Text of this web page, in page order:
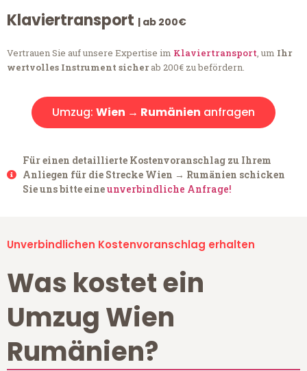
Klaviertransport | ab 200€
Vertrauen Sie auf unsere Expertise im Klaviertransport, um Ihr
wertvolles Instrument sicherab 200€ zu befördern.
Umzug: Wien → Rumänien anfragen
Für einen detaillierte Kostenvoranschlag zu Ihrem
Anliegen für die Strecke Wien → Rumänien schicken
Sie uns bitte eineunverbindliche Anfrage!
Unverbindlichen Kostenvoranschlag erhalten
Was kostet ein
Umzug Wien
Rumänien?